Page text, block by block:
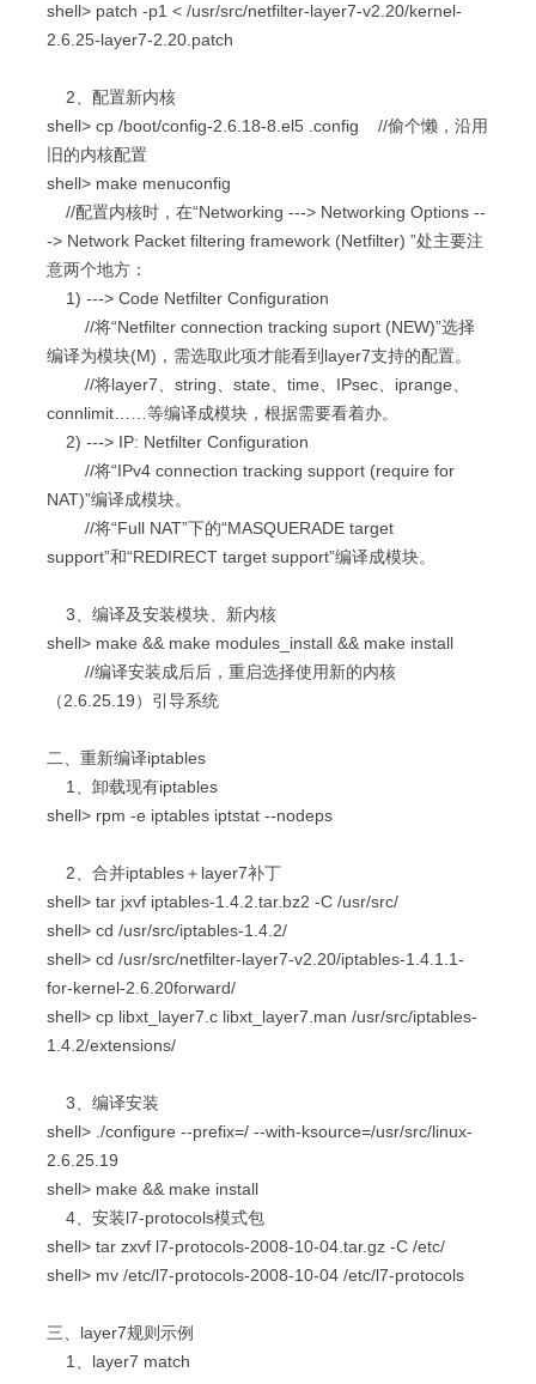
shell> patch -p1 < /usr/src/netfilter-layer7-v2.20/kernel-
2.6.25-layer7-2.20.patch
2、配置新内核
shell> cp /boot/config-2.6.18-8.el5 .config //偷个懒，沿用
旧的内核配置
shell> make menuconfig
//配置内核时，在“Networking ---> Networking Options --
-> Network Packet filtering framework (Netfilter) ”处主要注
意两个地方：
1) ---> Code Netfilter Configuration
//将“Netfilter connection tracking suport (NEW)”选择
编译为模块(M)，需选取此项才能看到layer7支持的配置。
//将layer7、string、state、time、IPsec、iprange、
connlimit……等编译成模块，根据需要看着办。
2) ---> IP: Netfilter Configuration
//将“IPv4 connection tracking support (require for
NAT)”编译成模块。
//将“Full NAT”下的“MASQUERADE target
support”和“REDIRECT target support”编译成模块。
3、编译及安装模块、新内核
shell> make && make modules_install && make install
//编译安装成后后，重启选择使用新的内核
（2.6.25.19）引导系统
二、重新编译iptables
1、卸载现有iptables
shell> rpm -e iptables iptstat --nodeps
2、合并iptables＋layer7补丁
shell> tar jxvf iptables-1.4.2.tar.bz2 -C /usr/src/
shell> cd /usr/src/iptables-1.4.2/
shell> cd /usr/src/netfilter-layer7-v2.20/iptables-1.4.1.1-
for-kernel-2.6.20forward/
shell> cp libxt_layer7.c libxt_layer7.man /usr/src/iptables-
1.4.2/extensions/
3、编译安装
shell> ./configure --prefix=/ --with-ksource=/usr/src/linux-
2.6.25.19
shell> make && make install
4、安装l7-protocols模式包
shell> tar zxvf l7-protocols-2008-10-04.tar.gz -C /etc/
shell> mv /etc/l7-protocols-2008-10-04 /etc/l7-protocols
三、layer7规则示例
1、layer7 match